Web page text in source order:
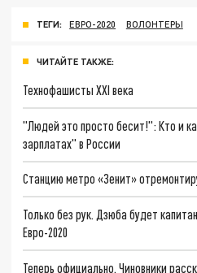
ТЕГИ: ЕВРО-2020 ВОЛОНТЕРЫ
ЧИТАЙТЕ ТАКЖЕ:
Технофашисты XXI века
"Людей это просто бесит!": Кто и
зарплатах" в России
Станцию метро «Зенит»
Только без рук. Дзюба будет
Евро-2020
Теперь официально. Чиновники